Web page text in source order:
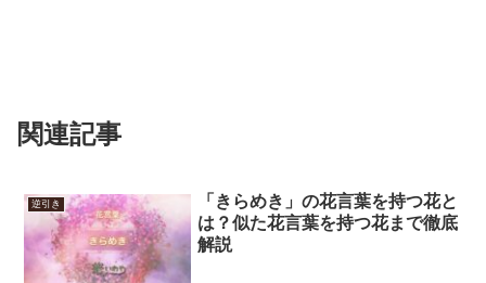
関連記事
逆引き
「きらめき」の花言葉を持つ花と
は？似た花言葉を持つ花まで徹底
解説